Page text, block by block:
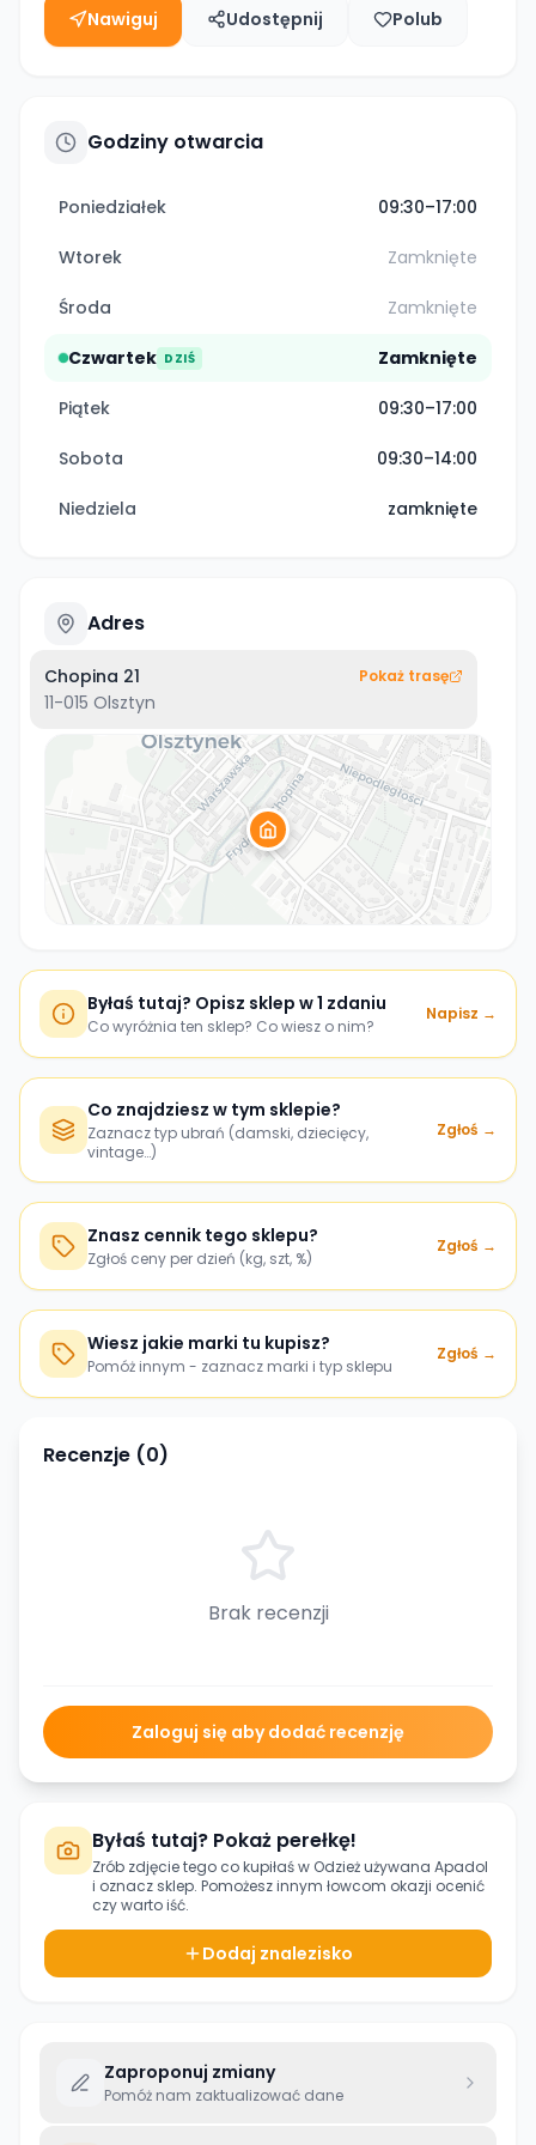
Nawiguj Udostępnij Polub
Godziny otwarcia
Poniedziałek 09:30–17:00
Wtorek Zamknięte
Środa Zamknięte
Czwartek DZIŚ Zamknięte
Piątek 09:30–17:00
Sobota 09:30–14:00
Niedziela zamknięte
Adres
Chopina 21
11-015 Olsztyn
Pokaż trasę
Byłaś tutaj? Opisz sklep w 1 zdaniu
Co wyróżnia ten sklep? Co wiesz o nim?
Napisz →
Co znajdziesz w tym sklepie?
Zaznacz typ ubrań (damski, dziecięcy,
vintage…)
Zgłoś →
Znasz cennik tego sklepu?
Zgłoś ceny per dzień (kg, szt, %)
Zgłoś →
Wiesz jakie marki tu kupisz?
Pomóż innym - zaznacz marki i typ sklepu
Zgłoś →
Recenzje (0)
Brak recenzji
Zaloguj się aby dodać recenzję
Byłaś tutaj? Pokaż perełkę!
Zrób zdjęcie tego co kupiłaś w Odzież używana Apadol
i oznacz sklep. Pomożesz innym łowcom okazji ocenić
czy warto iść.
Dodaj znalezisko
Zaproponuj zmiany
Pomóż nam zaktualizować dane